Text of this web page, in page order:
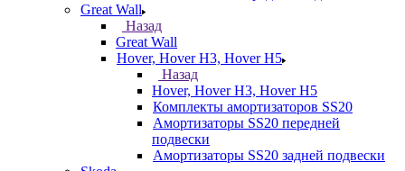
Great Wall
Назад
Great Wall
Hover, Hover H3, Hover H5
Назад
Hover, Hover H3, Hover H5
Комплекты амортизаторов SS20
Амортизаторы SS20 передней
подвески
Амортизаторы SS20 задней подвески